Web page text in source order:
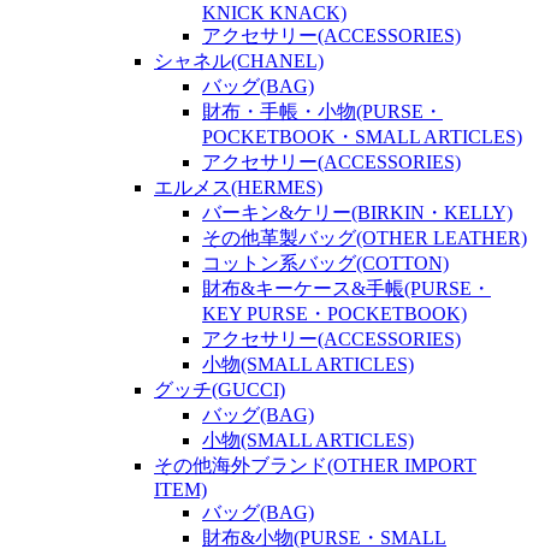
KNICK KNACK)
アクセサリー(ACCESSORIES)
シャネル(CHANEL)
バッグ(BAG)
財布・手帳・小物(PURSE・
POCKETBOOK・SMALL ARTICLES)
アクセサリー(ACCESSORIES)
エルメス(HERMES)
バーキン&ケリー(BIRKIN・KELLY)
その他革製バッグ(OTHER LEATHER)
コットン系バッグ(COTTON)
財布&キーケース&手帳(PURSE・
KEY PURSE・POCKETBOOK)
アクセサリー(ACCESSORIES)
小物(SMALL ARTICLES)
グッチ(GUCCI)
バッグ(BAG)
小物(SMALL ARTICLES)
その他海外ブランド(OTHER IMPORT
ITEM)
バッグ(BAG)
財布&小物(PURSE・SMALL